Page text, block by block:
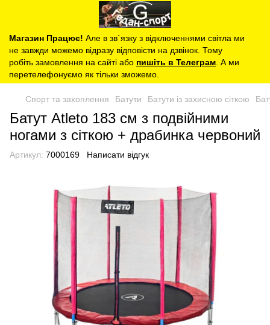
Магазин Працює! Але в зв`язку з відключеннями світла ми
не завжди можемо відразу відповісти на дзвінок. Тому
робіть замовлення на сайті або пишіть в Телеграм . А ми
перетелефонуємо як тільки зможемо.
Спорт та захоплення Батути Батути із захисною сіткою
Батут Atleto 183 см з подвійними
ногами з сіткою + драбинка червоний
Артикул: 7000169 Написати відгук